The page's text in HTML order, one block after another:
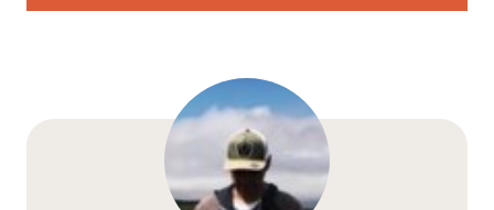
Mais ce thread est beaucoup plus parlant, prenez-
en de la graine :
https://twitter.com/ABoateng678/status/